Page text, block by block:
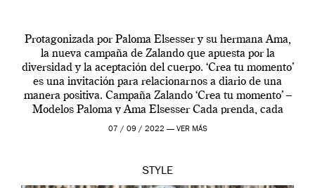
Protagonizada por Paloma Elsesser y su hermana Ama,
la nueva campaña de Zalando que apuesta por la
diversidad y la aceptación del cuerpo. ‘Crea tu momento’
es una invitación para relacionarnos a diario de una
manera positiva. Campaña Zalando ‘Crea tu momento’ –
Modelos Paloma y Ama Elsesser Cada prenda, cada
outfit, cada momento, caracteriza […]
07 / 09 / 2022 — VER MÁS
STYLE